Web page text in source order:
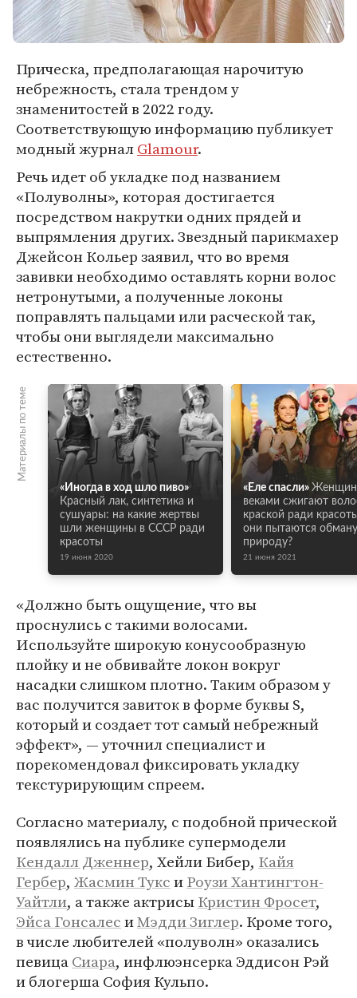
Прическа, предполагающая нарочитую
небрежность, стала трендом у
знаменитостей в 2022 году.
Соответствующую информацию публикует
модный журналGlamour.
Речь идет об укладке под названием
«Полуволны», которая достигается
посредством накрутки одних прядей и
выпрямления других. Звездный парикмахер
Джейсон Кольер заявил, что во время
завивки необходимо оставлять корни волос
нетронутыми, а полученные локоны
поправлять пальцами или расческой так,
чтобы они выглядели максимально
естественно.
Материалы по теме
«Иногда в ход шло пиво»
Красный лак, синтетика и
сушуары: на какие жертвы
шли женщины в СССР ради
красоты
19 июня 2020
«Еле спасли»
веками сжигают
краской ради
они пытаются
природу?
21 июня 2021
«Должно быть ощущение, что вы
проснулись с такими волосами.
Используйте широкую конусообразную
плойку и не обвивайте локон вокруг
насадки слишком плотно. Таким образом у
вас получится завиток в форме буквы S,
который и создает тот самый небрежный
эффект», — уточнил специалист и
порекомендовал фиксировать укладку
текстурирующим спреем.
Согласно материалу, с подобной прической
появлялись на публике супермодели
Кендалл Дженнер, Хейли Бибер, Кайя
Гербер, Жасмин ТуксиРоузи Хантингтон-
Уайтли, а также актрисыКристин Фросет,
Эйса ГонсалесиМэдди Зиглер. Кроме того,
в числе любителей «полуволн» оказались
певицаСиара, инфлюэнсерка Эддисон Рэй
и блогерша София Кульпо.